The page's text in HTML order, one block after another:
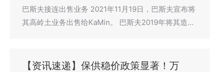
巴斯夫接连出售业务 2021年11月19日，巴斯夫宣布将
其高岭土业务出售给KaMin。 巴斯夫2019年将其造…
【资讯速递】保供稳价政策显著！万